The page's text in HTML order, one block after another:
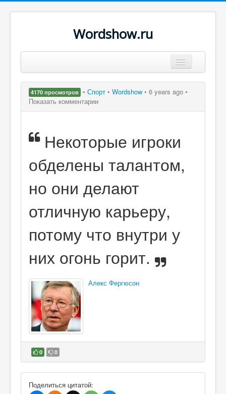
Wordshow.ru
Популярные цитаты
Поиск
4170 просмотров • Спорт • Wordshow • 6 years ago •
Показать комментарии
Некоторые игроки
обделены талантом,
но они делают
отличную карьеру,
потому что внутри у
них огонь горит.
Алекс Фергюсон
0 0
В избранное
Поделиться цитатой: